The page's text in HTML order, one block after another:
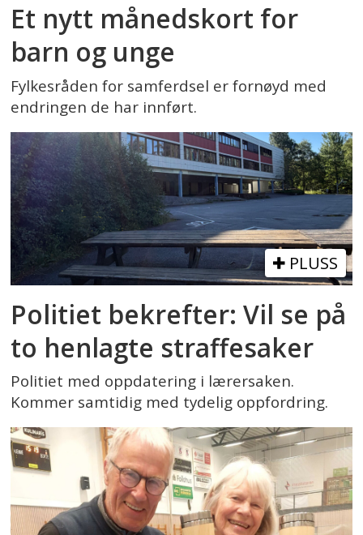
Et nytt månedskort for
barn og unge
Fylkesråden for samferdsel er fornøyd med
endringen de har innført.
PLUSS
Politiet bekrefter: Vil se på
to henlagte straffesaker
Politiet med oppdatering i lærersaken.
Kommer samtidig med tydelig oppfordring.